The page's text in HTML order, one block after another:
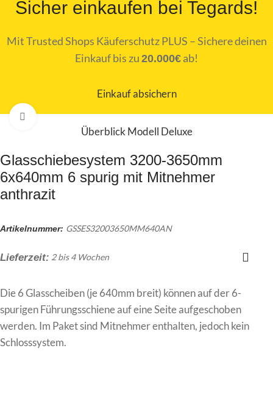
Zum Vergrößern klicken
Sicher einkaufen bei Tegards!
Mit Trusted Shops Käuferschutz PLUS – Sichere deinen
Einkauf bis zu 20.000€ ab!
Einkauf absichern
Überblick Modell Deluxe
Glasschiebesystem 3200-3650mm
6x640mm 6 spurig mit Mitnehmer
anthrazit
Artikelnummer: GSSES32003650MM640AN
Lieferzeit: 2 bis 4 Wochen
Die 6 Glasscheiben (je 640mm breit) können auf der 6-
spurigen Führungsschiene auf eine Seite aufgeschoben
werden. Im Paket sind Mitnehmer enthalten, jedoch kein
Schlosssystem.